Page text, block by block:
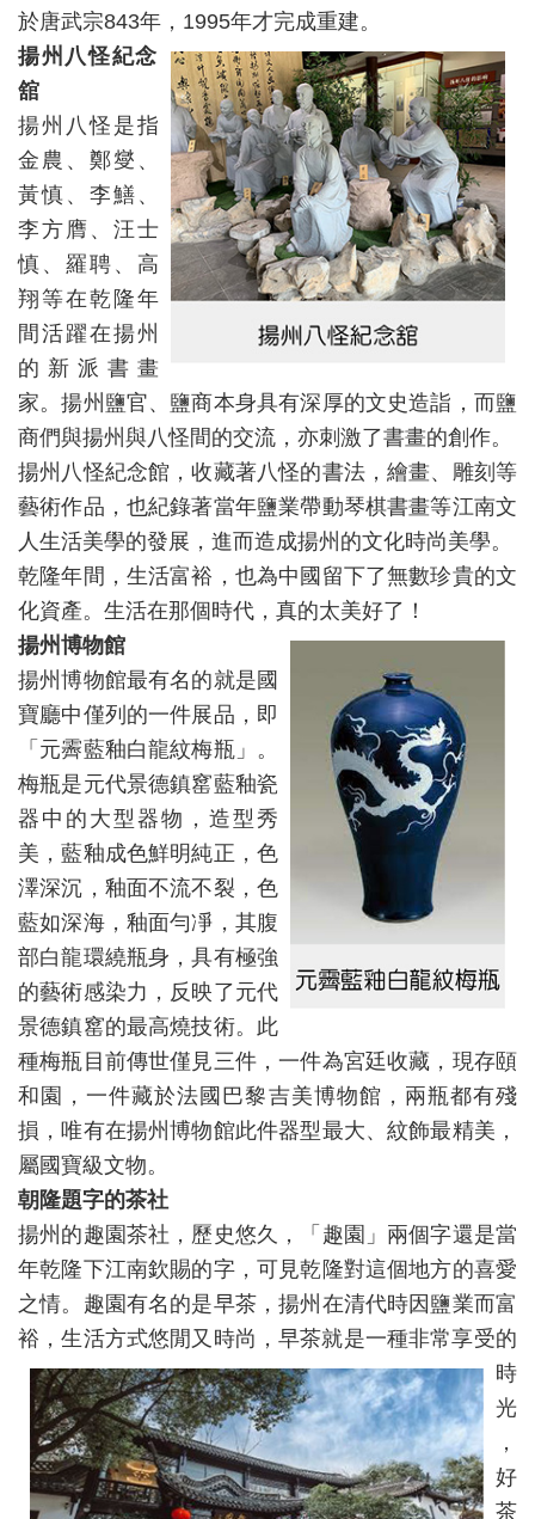
於唐武宗843年，1995年才完成重建。
揚州八怪紀念
舘
揚州八怪是指
金農、鄭燮、
黃慎、李鱔、
李方膺、汪士
慎、羅聘、高
翔等在乾隆年
間活躍在揚州
的新派書畫
家。揚州鹽官、鹽商本身具有深厚的文史造詣，而鹽
商們與揚州與八怪間的交流，亦刺激了書畫的創作。
揚州八怪紀念館，收藏著八怪的書法，繪畫、雕刻等
藝術作品，也紀錄著當年鹽業帶動琴棋書畫等江南文
人生活美學的發展，進而造成揚州的文化時尚美學。
乾隆年間，生活富裕，也為中國留下了無數珍貴的文
化資產。生活在那個時代，真的太美好了！
揚州博物館
揚州博物館最有名的就是國
寶廳中僅列的一件展品，即
「元霽藍釉白龍紋梅瓶」。
梅瓶是元代景德鎮窰藍釉瓷
器中的大型器物，造型秀
美，藍釉成色鮮明純正，色
澤深沉，釉面不流不裂，色
藍如深海，釉面勻凈，其腹
部白龍環繞瓶身，具有極強
的藝術感染力，反映了元代
景德鎮窰的最高燒技術。此
種梅瓶目前傳世僅見三件，一件為宮廷收藏，現存頤
和園，一件藏於法國巴黎吉美博物館，兩瓶都有殘
損，唯有在揚州博物館此件器型最大、紋飾最精美，
屬國寶級文物。
朝隆題字的茶社
揚州的趣園茶社，歷史悠久，「趣園」兩個字還是當
年乾隆下江南欽賜的字，可見乾隆對這個地方的喜愛
之情。趣園有名的是早茶，揚州在清代時因鹽業而富
裕，生活方式悠閒又時尚，早茶就是一種非常享受的
時
光
，
好
茶